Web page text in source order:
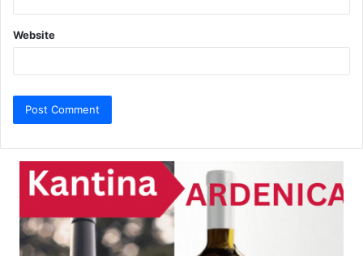
Website